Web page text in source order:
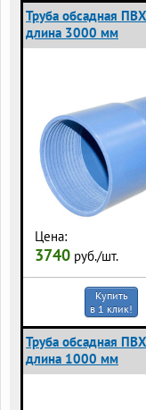
Труба обсадная
длина 3000 мм
Цена:
3740 руб./шт.
Купить
в 1 клик!
Труба обсадная
длина 1000 мм